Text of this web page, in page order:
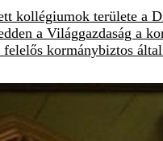
kollégiumok területe a
a Világgazdaság a
kormánybiztos